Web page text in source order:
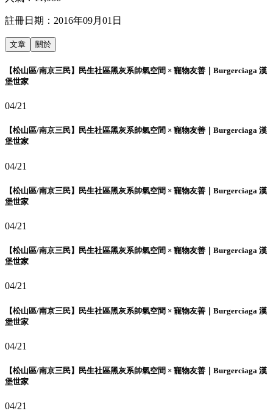
註冊日期： 2016年09月01日
文章 關於
【松山區/南京三民】民生社區黑灰系帥氣空間 × 寵物友善｜Burgerciaga 漢
堡世家
04/21
【松山區/南京三民】民生社區黑灰系帥氣空間 × 寵物友善｜Burgerciaga 漢
堡世家
04/21
【松山區/南京三民】民生社區黑灰系帥氣空間 × 寵物友善｜Burgerciaga 漢
堡世家
04/21
【松山區/南京三民】民生社區黑灰系帥氣空間 × 寵物友善｜Burgerciaga 漢
堡世家
04/21
【松山區/南京三民】民生社區黑灰系帥氣空間 × 寵物友善｜Burgerciaga 漢
堡世家
04/21
【松山區/南京三民】民生社區黑灰系帥氣空間 × 寵物友善｜Burgerciaga 漢
堡世家
04/21